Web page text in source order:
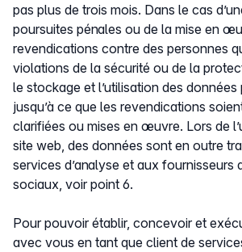
pas plus de trois mois. Dans le cas
poursuites pénales ou de la mise en
revendications contre des personnes
violations de la sécurité ou de la
le stockage et l’utilisation des
jusqu’à ce que les revendications
clarifiées ou mises en œuvre. Lors de
site web, des données sont en outre
services d’analyse et aux fournisseurs
sociaux, voir point 6.
Pour pouvoir établir, concevoir et
avec vous en tant que client de